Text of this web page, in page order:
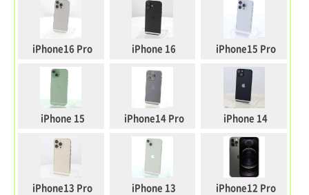
iPhone16 Pro iPhone 16 iPhone15 Pro
iPhone 15 iPhone14 Pro iPhone 14
iPhone13 Pro iPhone 13 iPhone12 Pro